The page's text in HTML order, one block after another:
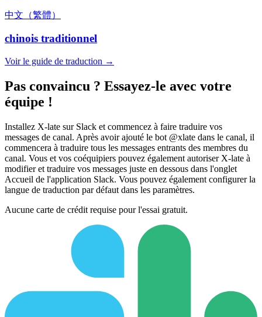
中文（繁體）
chinois traditionnel
Voir le guide de traduction →
Pas convaincu ? Essayez-le avec votre
équipe !
Installez X-late sur Slack et commencez à faire traduire vos
messages de canal. Après avoir ajouté le bot @xlate dans le canal, il
commencera à traduire tous les messages entrants des membres du
canal. Vous et vos coéquipiers pouvez également autoriser X-late à
modifier et traduire vos messages juste en dessous dans l'onglet
Accueil de l'application Slack. Vous pouvez également configurer la
langue de traduction par défaut dans les paramètres.
Aucune carte de crédit requise pour l'essai gratuit.